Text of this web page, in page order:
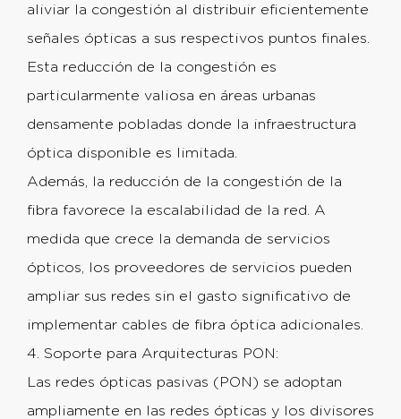
aliviar la congestión al distribuir eficientemente
señales ópticas a sus respectivos puntos finales.
Esta reducción de la congestión es
particularmente valiosa en áreas urbanas
densamente pobladas donde la infraestructura
óptica disponible es limitada.
Además, la reducción de la congestión de la
fibra favorece la escalabilidad de la red. A
medida que crece la demanda de servicios
ópticos, los proveedores de servicios pueden
ampliar sus redes sin el gasto significativo de
implementar cables de fibra óptica adicionales.
4. Soporte para Arquitecturas PON:
Las redes ópticas pasivas (PON) se adoptan
ampliamente en las redes ópticas y los divisores